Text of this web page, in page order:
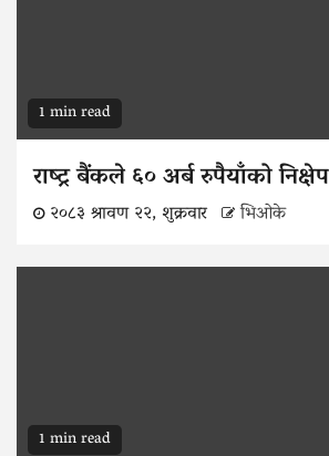
1 min read
राष्ट्र बैंकले ६० अर्ब रुपैयाँको
२०८३ श्रावण २२, शुक्रवार भिओके
1 min read